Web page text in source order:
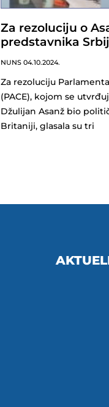
Za rezoluciju o
predstavnika
NUNS 04.10.2024.
Za rezoluciju
(PACE), kojom se
Džulijan Asanž bio
Britaniji, glasala su tri